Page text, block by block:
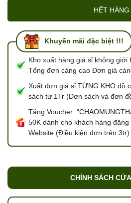
HẾT HÀNG
Khuyến mãi đặc biệt !!!
Kho xuất hàng giá sỉ không giới
Tổng đơn càng cao Đơn giá
Xuất đơn giá sỉ TỪNG KHO đồ
sách từ 1Tr (Đơn sách và đơn
Tặng Voucher:
50K dành cho khách hàng
Website (Điều kiện đơn trên 3tr)
CHÍNH SÁCH